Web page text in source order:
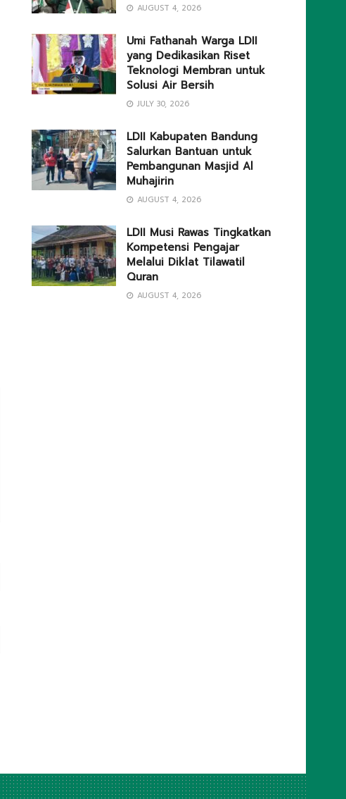
AUGUST 4, 2026
Umi Fathanah Warga LDII
yang Dedikasikan Riset
Teknologi Membran untuk
Solusi Air Bersih
JULY 30, 2026
LDII Kabupaten Bandung
Salurkan Bantuan untuk
Pembangunan Masjid Al
Muhajirin
AUGUST 4, 2026
LDII Musi Rawas Tingkatkan
Kompetensi Pengajar
Melalui Diklat Tilawatil
Quran
AUGUST 4, 2026